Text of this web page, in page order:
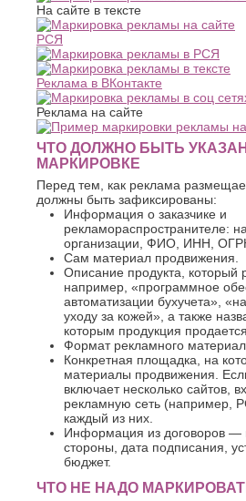
Набережные
Челны
Нальчик
Невинномысск
Нефтекамск
Энгельс
Я
Ялта
Ярославль
На сайте в тексте
РСЯ
Реклама в ВКонтакте
Реклама на сайте
ЧТО ДОЛЖНО БЫТЬ
МАРКИРОВКЕ
Перед тем, как реклама
должны быть зафиксированы:
Информация о заказчике и
рекламораспространителе:
организации, ФИО, ИНН,
Сам материал продвижения.
Описание продукта, который
например, «программное
автоматизации бухучета»,
уходу за кожей», а также
которым продукция продается.
Формат рекламного
Конкретная площадка, на
материалы продвижения.
включает несколько сайтов,
рекламную сеть (например,
каждый из них.
Информация из договоров —
стороны, дата подписания,
бюджет.
ЧТО НЕ НАДО